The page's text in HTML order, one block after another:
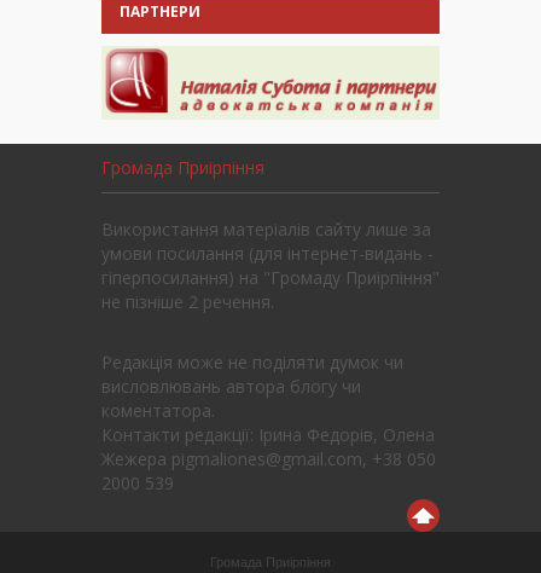
ПАРТНЕРИ
Громада Приірпіння
Використання матеріалів сайту лише за
умови посилання (для інтернет-видань -
гіперпосилання) на "Громаду Приірпіння"
не пізніше 2 речення.
Редакція може не поділяти думок чи
висловлювань автора блогу чи
коментатора.
Контакти редакції: Ірина Федорів, Олена
Жежера pigmaliones@gmail.com, +38 050
2000 539
Громада Приірпіння